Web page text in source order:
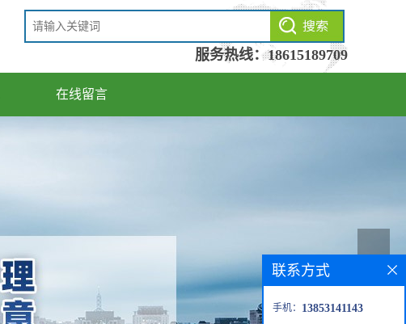
服务热线：18615189709
在线留言
联系方式
手机： 13853141143